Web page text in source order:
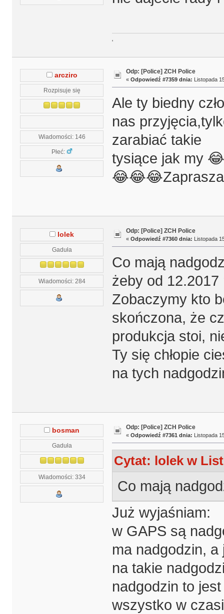
'
arcziro
Rozpisuje się
Wiadomości: 146
Płeć:
Odp: [Police] ZCH Police
« Odpowiedź #7359 dnia: Listopada
Ale ty biedny
nas
zarabiać takie
tysiące jak my
lolek
Gaduła
Wiadomości: 284
Odp: [Police] ZCH Police
« Odpowiedź #7360 dnia: Listopada
Co mają
żeby od
Zobaczymy kto
skończona, że
produkcja stoi,
Ty się chłopie
na tych
bosman
Gaduła
Wiadomości: 334
Odp: [Police] ZCH Police
« Odpowiedź #7361 dnia: Listopada
Cytat: lolek w
Co mają
Już wyjaśniam:
w GAPS są
ma nadgodzin,
na takie
nadgodzin to
wszystko w